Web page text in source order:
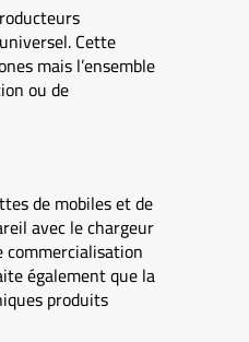
Cette
mais l’ensemble
ou de
de mobiles et de
avec le chargeur
également que la
produits